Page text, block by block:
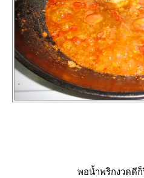
พอน้ำพริกงวดดี